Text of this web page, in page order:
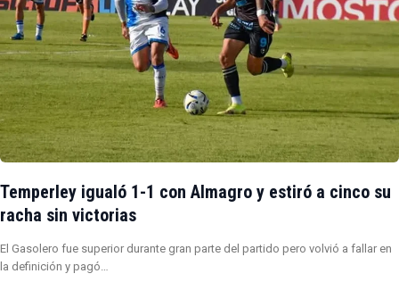
Temperley igualó 1-1 con Almagro y estiró a cinco su
racha sin victorias
El Gasolero fue superior durante gran parte del partido pero volvió a fallar en
la definición y pagó…